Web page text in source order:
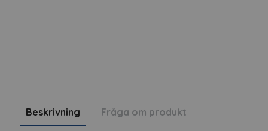
Beskrivning Fråga om produkt